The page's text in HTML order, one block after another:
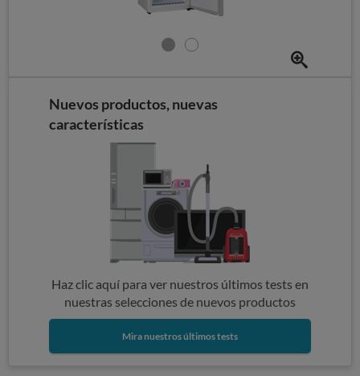
Nuevos productos, nuevas
características
Haz clic aquí para ver nuestros últimos tests en
nuestras selecciones de nuevos productos
Mira nuestros últimos tests